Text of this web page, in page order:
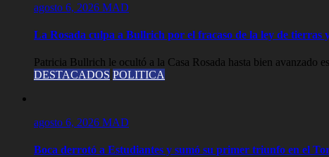
agosto 6, 2026 MAD
La Rosada culpa a Bullrich por el fracaso de la ley de tierras
Patricia Bullrich le ocultó a la Casa Rosada hasta bien avanzado
DESTACADOS POLITICA
agosto 6, 2026 MAD
Boca derrotó a Estudiantes y sumó su primer triunfo en el